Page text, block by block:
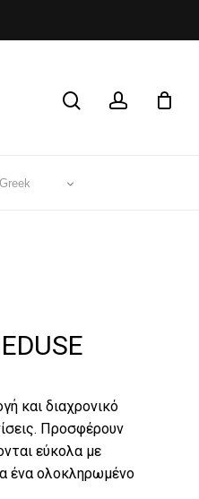
Greek
CLOSE
και διαχρονικό
Προσφέρουν
εύκολα με
ένα ολοκληρωμένο